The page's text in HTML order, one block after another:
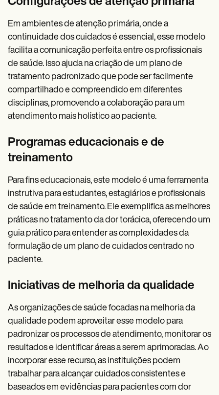
Em ambientes de atenção primária, onde a
continuidade dos cuidados é essencial, esse modelo
facilita a comunicação perfeita entre os profissionais
de saúde. Isso ajuda na criação de um plano de
tratamento padronizado que pode ser facilmente
compartilhado e compreendido em diferentes
disciplinas, promovendo a colaboração para um
atendimento mais holístico ao paciente.
Programas educacionais e de
treinamento
Para fins educacionais, este modelo é uma ferramenta
instrutiva para estudantes, estagiários e profissionais
de saúde em treinamento. Ele exemplifica as melhores
práticas no tratamento da dor torácica, oferecendo um
guia prático para entender as complexidades da
formulação de um plano de cuidados centrado no
paciente.
Iniciativas de melhoria da qualidade
As organizações de saúde focadas na melhoria da
qualidade podem aproveitar esse modelo para
padronizar os processos de atendimento, monitorar os
resultados e identificar áreas a serem aprimoradas. Ao
incorporar esse recurso, as instituições podem
trabalhar para alcançar cuidados consistentes e
baseados em evidências para pacientes com dor